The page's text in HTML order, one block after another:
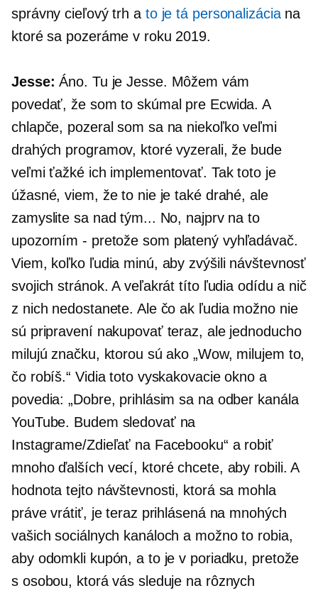
správny cieľový trh a to je tá personalizáciana
ktoré sa pozeráme v roku 2019.
Jesse: Áno. Tu je Jesse. Môžem vám
povedať, že som to skúmal pre Ecwida. A
chlapče, pozeral som sa na niekoľko veľmi
drahých programov, ktoré vyzerali, že bude
veľmi ťažké ich implementovať. Tak toto je
úžasné, viem, že to nie je také drahé, ale
zamyslite sa nad tým... No, najprv na to
upozorním- pretože som platený vyhľadávač.
Viem, koľko ľudia minú, aby zvýšili návštevnosť
svojich stránok. A veľakrát títo ľudia odídu a nič
z nich nedostanete. Ale čo ak ľudia možno nie
sú pripravení nakupovať teraz, ale jednoducho
milujú značku, ktorou sú ako „Wow, milujem to,
čo robíš.“ Vidia toto vyskakovacie okno a
povedia: „Dobre, prihlásim sa na odber kanála
YouTube. Budem sledovať na
Instagrame/Zdieľať na Facebooku“ a robiť
mnoho ďalších vecí, ktoré chcete, aby robili. A
hodnota tejto návštevnosti, ktorá sa mohla
práve vrátiť, je teraz prihlásená na mnohých
vašich sociálnych kanáloch a možno to robia,
aby odomkli kupón, a to je v poriadku, pretože
s osobou, ktorá vás sleduje na rôznych